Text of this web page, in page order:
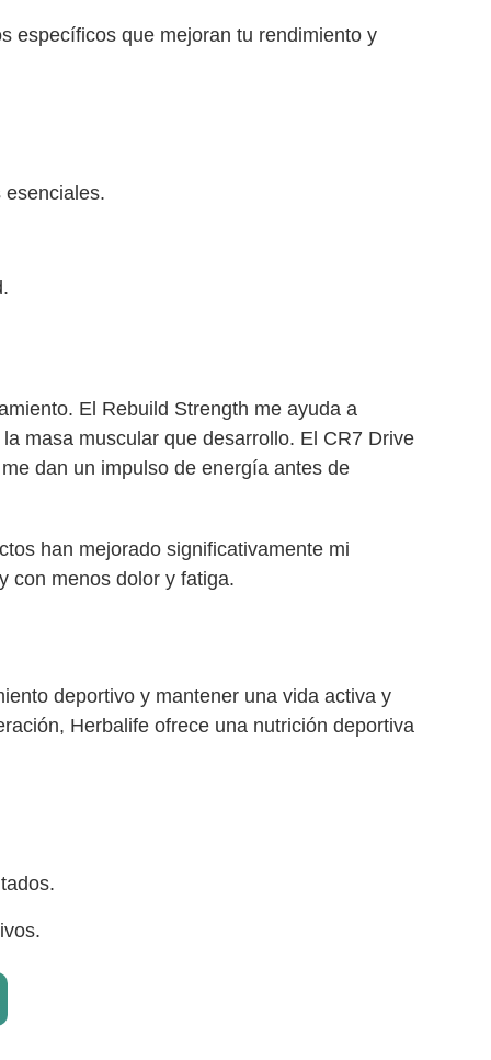
específicos que mejoran tu rendimiento y
El Rebuild Strength me ayuda a
masa muscular que desarrollo. El CR7 Drive
dan un impulso de energía antes de
han mejorado significativamente mi
con menos dolor y fatiga.
deportivo y mantener una vida activa y
Herbalife ofrece una nutrición deportiva